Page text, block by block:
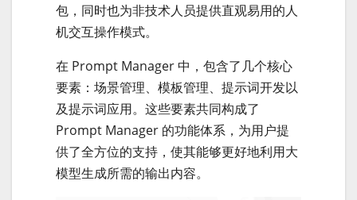
包，同时也为非技术人员提供直观易用的人
机交互操作模式。
在 Prompt Manager 中，包含了几个核心
要素：场景管理、模板管理、提示词开发以
及提示词应用。这些要素共同构成了
Prompt Manager 的功能体系，为用户提
供了全方位的支持，使其能够更好地利用大
模型生成所需的输出内容。